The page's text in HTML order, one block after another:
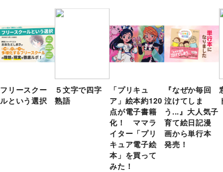
フリースクー
ルという選択
５文字で四字
熟語
「プリキュ
ア」絵本約120
点が電子書籍
化！ ママラ
イター「プリ
キュア電子絵
本」を買って
みた！
『なぜか毎回
泣けてしま
う...』大人気子
育て絵日記漫
画から単行本
発売！